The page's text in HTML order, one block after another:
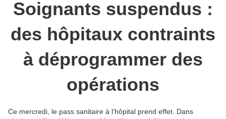
Soignants suspendus :
des hôpitaux contraints
à déprogrammer des
opérations
Ce mercredi, le pass sanitaire à l’hôpital prend effet. Dans